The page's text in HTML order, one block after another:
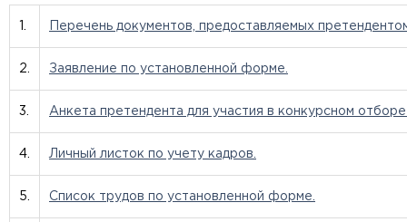
Перечень документов, предоставляемых
2. Заявление по установленной форме.
3. Анкета претендента для участия в конкурсном
4. Личный листок по учету кадров.
5. Список трудов по установленной форме.